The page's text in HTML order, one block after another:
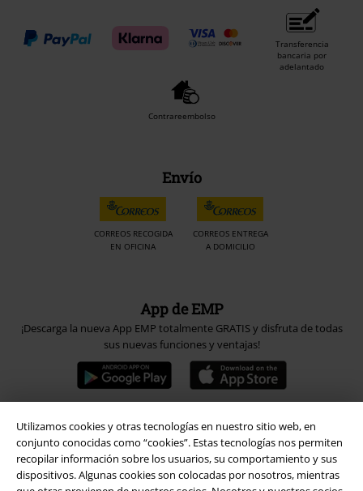
Utilizamos cookies y otras tecnologías en nuestro sitio web, en
conjunto conocidas como “cookies”. Estas tecnologías nos permiten
recopilar información sobre los usuarios, su comportamiento y sus
dispositivos. Algunas cookies son colocadas por nosotros, mientras
Transferencia
bancaria por
adelantado
Contrareembolso
Envío
CORREOS RECOGIDA
EN OFICINA
CORREOS ENTREGA
A DOMICILIO
App de EMP
¡Descarga la nueva App EMP totalmente GRATIS y disfruta de todas
sus nuevas funciones y ventajas!
A Warner Music Group Company